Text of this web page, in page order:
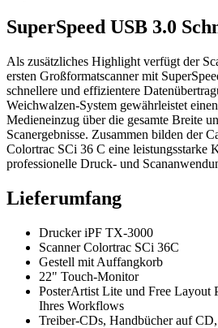
SuperSpeed USB 3.0
Als zusätzliches Highlight verfügt der
ersten Großformatscanner mit
schnellere und effizientere
Weichwalzen-System gewährleistet
Medieneinzug über die gesamte Breite
Scanergebnisse. Zusammen bilden der
Colortrac SCi 36 C eine leistungsstarke
professionelle Druck- und
Lieferumfang
Drucker iPF TX-3000
Scanner Colortrac SCi 36C
Gestell mit Auffangkorb
22" Touch-Monitor
PosterArtist Lite und Free Layout
Ihres Workflows
Treiber-CDs, Handbücher auf